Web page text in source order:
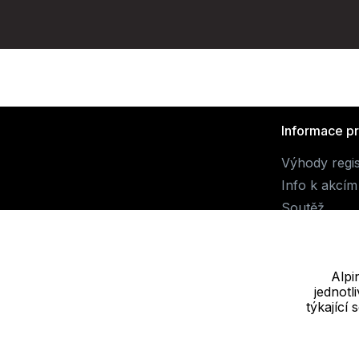
Informace
Výhody
Info k akcím
Soutěž
týkající